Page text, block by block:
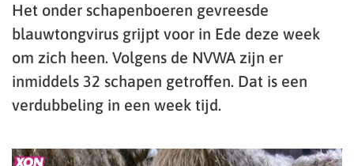
Het onder schapenboeren gevreesde
blauwtongvirus grijpt voor in Ede deze week
om zich heen. Volgens de NVWA zijn er
inmiddels 32 schapen getroffen. Dat is een
verdubbeling in een week tijd.